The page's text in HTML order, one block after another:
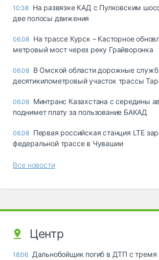
10:38 На развязке КАД с Пулковским
две полосы движения
06.08 На трассе Курск – Касторное
метровый мост через реку Грайворонка
06.08 В Омской области дорожные
десятикилометровый участок трассы
06.08 Минтранс Казахстана с середины
поднимет плату за пользование БАКАД
06.08 Первая российская станция LTE
федеральной трассе в Чувашии
Все новости
Центр
18:06 Дальнобойщик погиб в ДТП с тремя